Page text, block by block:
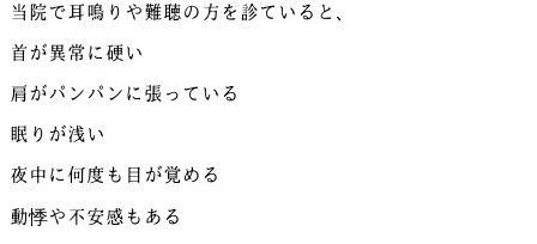
当院で耳鳴りや難聴の方を診ていると、
首が異常に硬い
肩がパンパンに張っている
眠りが浅い
夜中に何度も目が覚める
動悸や不安感もある